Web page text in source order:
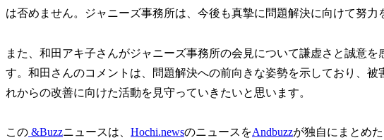
は否めません。ジャニーズ事務所は、今後も真摯に問題解決に向けて努力
また、和田アキ子さんがジャニーズ事務所の会見について謙虚さと誠意
す。和田さんのコメントは、問題解決への前向きな姿勢を示しており、被
れからの改善に向けた活動を見守っていきたいと思います。
この &Buzzニュースは、 Hochi.newsのニュースをAndbuzzが独自にまとめた